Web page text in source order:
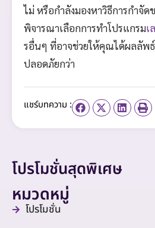
ไม่ หรือกำลังมองหาวิธีการกำจัด
พิจารณาเลือกการทำโปรแกรมเ
รอื่นๆ ที่อาจช่วยให้คุณได้ผลลัพ
ปลอดภัยกว่า
แชร์บทความ :
โปรโมชั่นสุดพิเศษ
หมวดหมู่
โปรโมชั่น